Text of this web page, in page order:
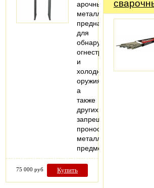
арочный
металлодетектор,
предназначен
для
обнаружения
огнестрельного
и
холодного
оружия,
а
также
других
запрещенных
проносу
металлических
предметов…
75 000 руб Купить